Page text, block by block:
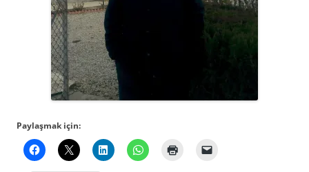
Paylaşmak için: